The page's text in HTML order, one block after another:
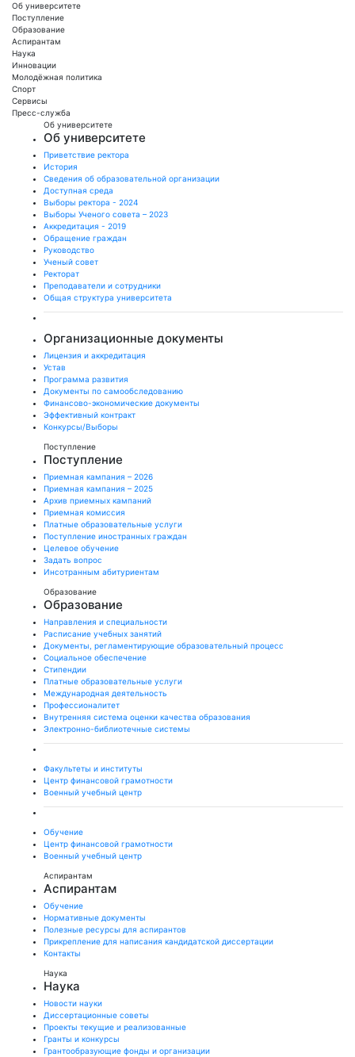
Об университете
Поступление
Образование
Аспирантам
Наука
Инновации
Молодёжная политика
Спорт
Сервисы
Пресс-служба
Об университете
Об университете
Приветствие ректора
История
Сведения об образовательной организации
Доступная среда
Выборы ректора - 2024
Выборы Ученого совета – 2023
Аккредитация - 2019
Обращение граждан
Руководство
Ученый совет
Ректорат
Преподаватели и сотрудники
Общая структура университета
Организационные документы
Лицензия и аккредитация
Устав
Программа развития
Документы по самообследованию
Финансово-экономические документы
Эффективный контракт
Конкурсы/Выборы
Поступление
Поступление
Приемная кампания – 2026
Приемная кампания – 2025
Архив приемных кампаний
Приемная комиссия
Платные образовательные услуги
Поступление иностранных граждан
Целевое обучение
Задать вопрос
Инсотранным абитуриентам
Образование
Образование
Направления и специальности
Расписание учебных занятий
Документы, регламентирующие образовательный процесс
Социальное обеспечение
Стипендии
Платные образовательные услуги
Международная деятельность
Профессионалитет
Внутренняя система оценки качества образования
Электронно-библиотечные системы
Факультеты и институты
Центр финансовой грамотности
Военный учебный центр
Обучение
Центр финансовой грамотности
Военный учебный центр
Аспирантам
Аспирантам
Обучение
Нормативные документы
Полезные ресурсы для аспирантов
Прикрепление для написания кандидатской диссертации
Контакты
Наука
Наука
Новости науки
Диссертационные советы
Проекты текущие и реализованные
Гранты и конкурсы
Грантообразующие фонды и организации